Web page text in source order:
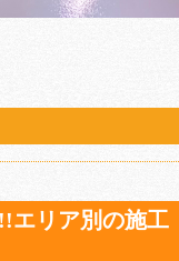
エリア別の施工